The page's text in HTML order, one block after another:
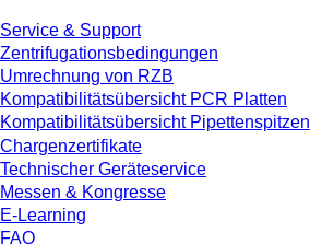
Service & Support
Zentrifugationsbedingungen
Umrechnung von RZB
Kompatibilitätsübersicht PCR Platten
Kompatibilitätsübersicht Pipettenspitzen
Chargenzertifikate
Technischer Geräteservice
Messen & Kongresse
E-Learning
FAQ